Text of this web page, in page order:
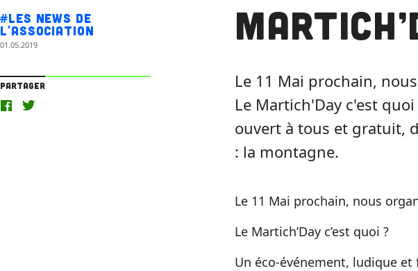
#Les news de
l'association
01.05.2019
Partager
Le 11 Mai prochain,
Le Martich'Day c'est
ouvert à tous et gratuit,
: la montagne.
Le 11 Mai prochain, nous
Le Martich’Day c’est quoi ?
Un éco-événement, ludique